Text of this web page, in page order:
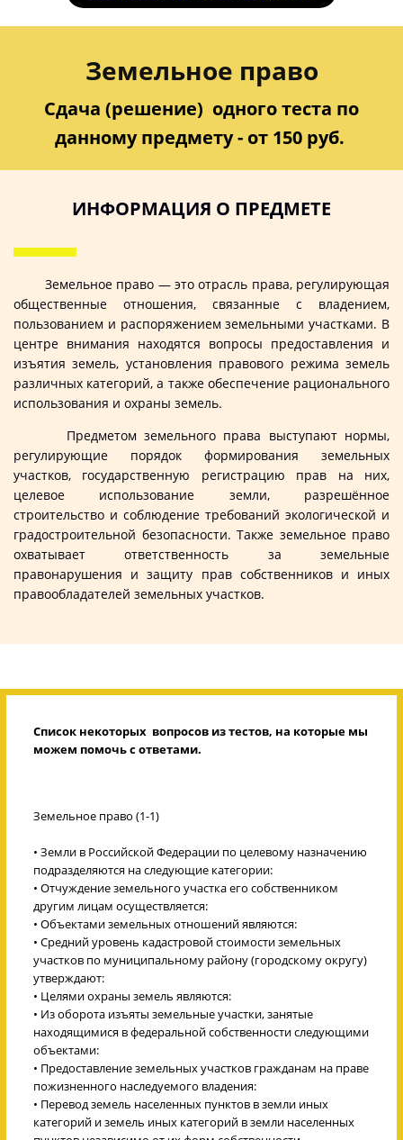
Земельное право
Сдача (решение) одного теста по
данному предмету - от 150 руб.
ИНФОРМАЦИЯ О ПРЕДМЕТЕ
Земельное право — это отрасль права, регулирующая
общественные отношения, связанные с владением,
пользованием и распоряжением земельными участками. В
центре внимания находятся вопросы предоставления и
изъятия земель, установления правового режима земель
различных категорий, а также обеспечение рационального
использования и охраны земель.
Предметом земельного права выступают нормы,
регулирующие порядок формирования земельных
участков, государственную регистрацию прав на них,
целевое использование земли, разрешённое
строительство и соблюдение требований экологической и
градостроительной безопасности. Также земельное право
охватывает ответственность за земельные
правонарушения и защиту прав собственников и иных
правообладателей земельных участков.
Список некоторых вопросов из тестов, на которые мы
можем помочь с ответами.
Земельное право (1-1)
• Земли в Российской Федерации по целевому назначению
подразделяются на следующие категории:
• Отчуждение земельного участка его собственником
другим лицам осуществляется:
• Объектами земельных отношений являются:
• Средний уровень кадастровой стоимости земельных
участков по муниципальному району (городскому округу)
утверждают:
• Целями охраны земель являются:
• Из оборота изъяты земельные участки, занятые
находящимися в федеральной собственности следующими
объектами:
• Предоставление земельных участков гражданам на праве
пожизненного наследуемого владения:
• Перевод земель населенных пунктов в земли иных
категорий и земель иных категорий в земли населенных